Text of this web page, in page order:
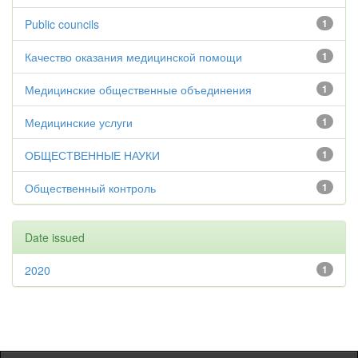
1
Public councils
1
Качество оказания медицинской помощи
1
Медицинские общественные объединения
1
Медицинские услуги
1
ОБЩЕСТВЕННЫЕ НАУКИ
1
Общественный контроль
Date issued
1
2020